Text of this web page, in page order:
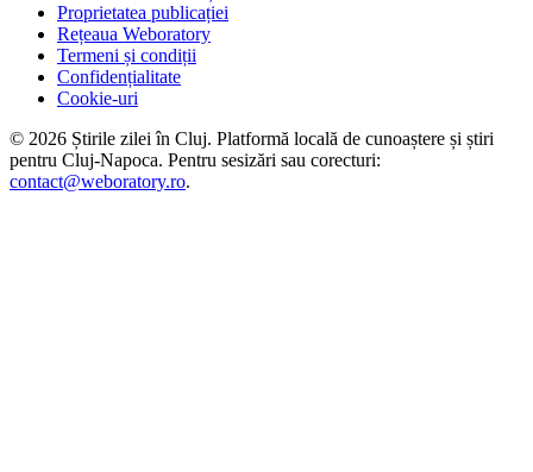
Proprietatea publicației
Rețeaua Weboratory
Termeni și condiții
Confidențialitate
Cookie-uri
© 2026 Știrile zilei în Cluj. Platformă locală de cunoaștere și știri
pentru Cluj-Napoca. Pentru sesizări sau corecturi:
contact@weboratory.ro.